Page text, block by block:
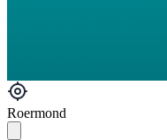
Roermond